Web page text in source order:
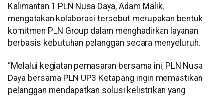
Kalimantan 1 PLN Nusa Daya, Adam Malik,
mengatakan kolaborasi tersebut merupakan bentuk
komitmen PLN Group dalam menghadirkan layanan
berbasis kebutuhan pelanggan secara menyeluruh.
“Melalui kegiatan pemasaran bersama ini, PLN Nusa
Daya bersama PLN UP3 Ketapang ingin memastikan
pelanggan mendapatkan solusi kelistrikan yang